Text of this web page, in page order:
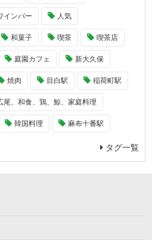
インバー 人気
和菓子 喫茶 喫茶店
庭園カフェ 新大久保
焼肉 目白駅 稲荷町駅
尾、和食、鶏、鯨、家庭料理
韓国料理 麻布十番駅
タグ一覧